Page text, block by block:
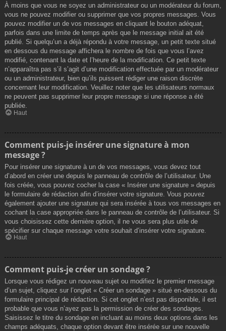
À moins que vous ne soyez un administrateur ou un modérateur du forum,
vous ne pouvez modifier ou supprimer que vos propres messages. Vous
pouvez modifier un de vos messages en cliquant le bouton adéquat,
parfois dans une limite de temps après que le message initial ait été
publié. Si quelqu’un a déjà répondu à votre message, un petit texte situé
en dessous du message affichera le nombre de fois que vous l’avez
modifié, contenant la date et l’heure de la modification. Ce petit texte
n’apparaîtra pas s’il s’agit d’une modification effectuée par un modérateur
ou un administrateur, bien qu’ils puissent rédiger une raison discrète
concernant leur modification. Veuillez noter que les utilisateurs normaux
ne peuvent pas supprimer leur propre message si une réponse a été
publiée.
Haut
Comment puis-je insérer une signature à mon
message ?
Pour insérer une signature à un de vos messages, vous devez tout
d’abord en créer une depuis le panneau de contrôle de l’utilisateur. Une
fois créée, vous pouvez cocher la case « Insérer une signature » depuis
le formulaire de rédaction afin d’insérer votre signature. Vous pouvez
également ajouter une signature qui sera insérée à tous vos messages en
cochant la case appropriée dans le panneau de contrôle de l’utilisateur. Si
vous choisissez cette dernière option, il ne vous sera plus utile de
spécifier sur chaque message votre souhait d’insérer votre signature.
Haut
Comment puis-je créer un sondage ?
Lorsque vous rédigez un nouveau sujet ou modifiez le premier message
d’un sujet, cliquez sur l’onglet « Créer un sondage » situé en-dessous du
formulaire principal de rédaction. Si cet onglet n’est pas disponible, il est
probable que vous n’ayez pas la permission de créer des sondages.
Saisissez le titre du sondage en incluant au moins deux options dans les
champs adéquats, chaque option devant être insérée sur une nouvelle